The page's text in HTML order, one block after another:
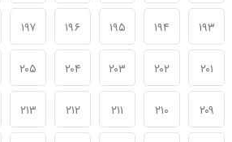
۱۹۳ ۱۹۴ ۱۹۵ ۱۹۶ ۱۹۷
۲۰۱ ۲۰۲ ۲۰۳ ۲۰۴ ۲۰۵
۲۰۹ ۲۱۰ ۲۱۱ ۲۱۲ ۲۱۳